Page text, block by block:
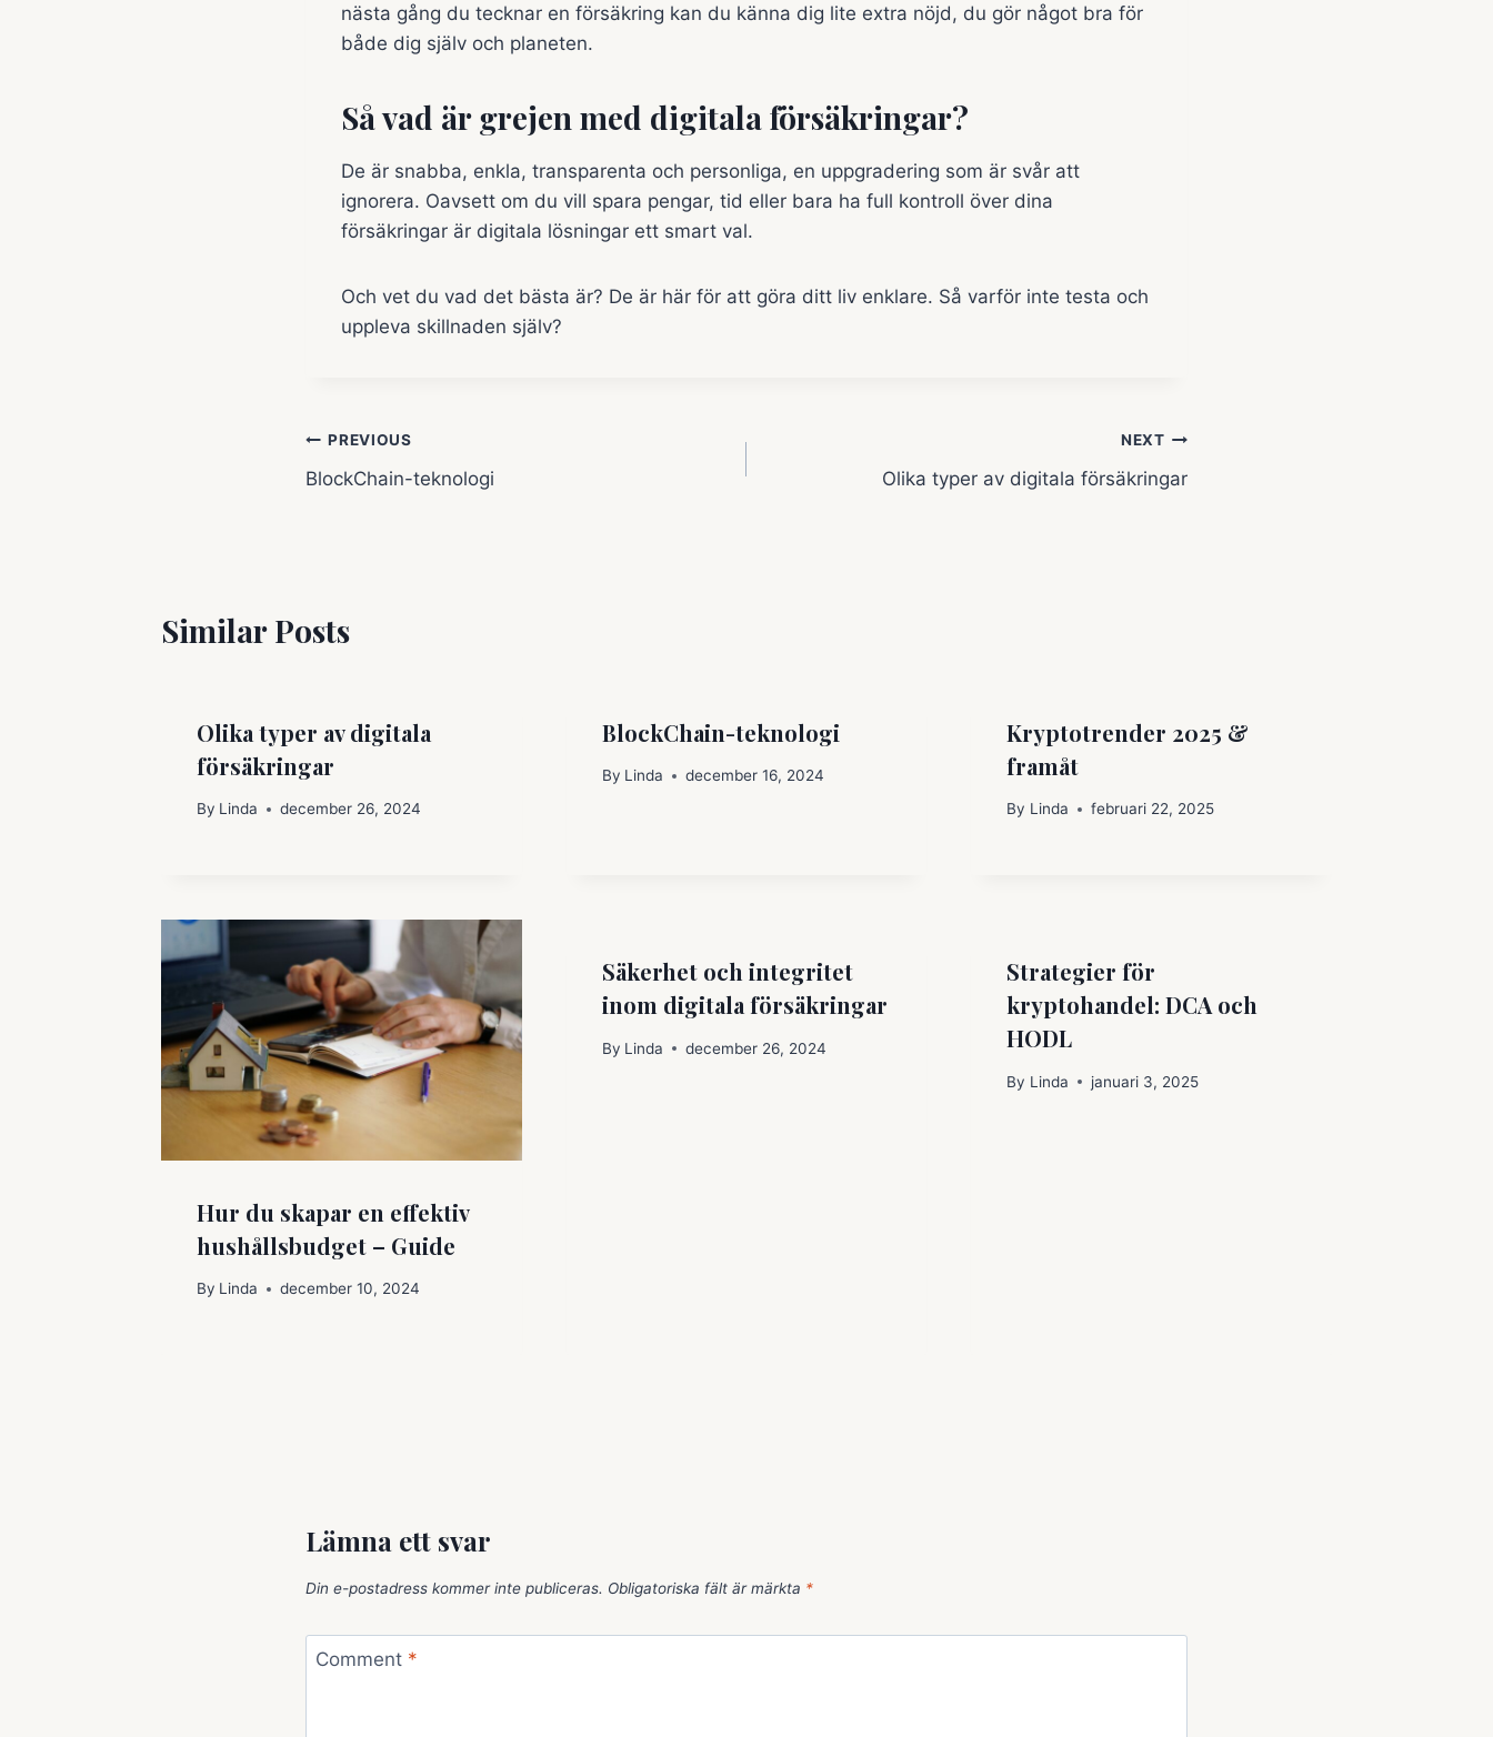
nästa gång du tecknar en försäkring kan du känna dig lite extra nöjd, du gör något bra för
både dig själv och planeten.
Så vad är grejen med digitala försäkringar?
De är snabba, enkla, transparenta och personliga, en uppgradering som är svår att
ignorera. Oavsett om du vill spara pengar, tid eller bara ha full kontroll över dina
försäkringar är digitala lösningar ett smart val.
Och vet du vad det bästa är? De är här för att göra ditt liv enklare. Så varför inte testa och
uppleva skillnaden själv?
Inläggsnavigering
PREVIOUS
BlockChain-teknologi
NEXT
Olika typer av digitala försäkringar
Similar Posts
Olika typer av digitala
försäkringar
By Linda december 26, 2024
BlockChain-teknologi
By Linda december 16, 2024
Kryptotrender 2025 &
framåt
By Linda februari 22, 2025
Hur du skapar en effektiv
hushållsbudget – Guide
By Linda december 10, 2024
Säkerhet och integritet
inom digitala försäkringar
By Linda december 26, 2024
Strategier för
kryptohandel: DCA och
HODL
By Linda januari 3, 2025
Lämna ett svar
Din e-postadress kommer inte publiceras. Obligatoriska fält är märkta *
Comment *